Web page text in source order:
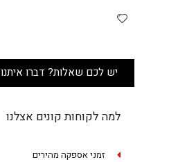
יש לכם שאלות? דברו איתנו
למה לקוחות קונים אצלנו
זמני אספקה מהירים